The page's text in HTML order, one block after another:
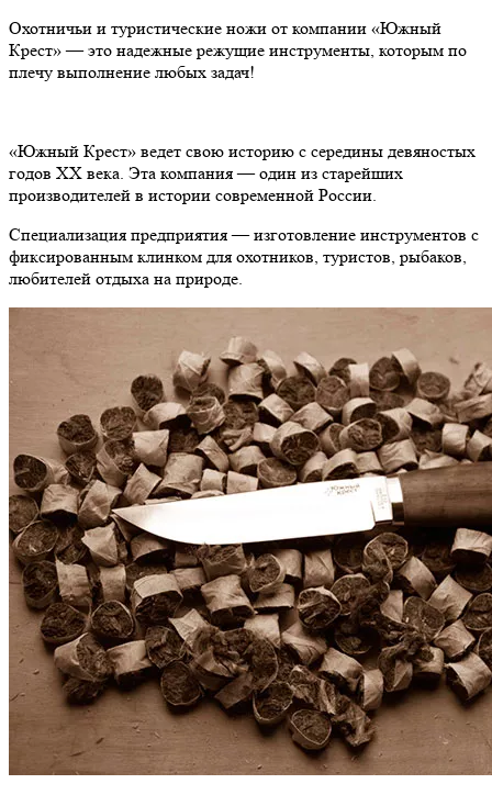
Охотничьи и туристические ножи от компании «Южный
Крест» — это надежные режущие инструменты, которым по
плечу выполнение любых задач!
«Южный Крест» ведет свою историю с середины девяностых
годов ХХ века. Эта компания — один из старейших
производителей в истории современной России.
Специализация предприятия — изготовление инструментов с
фиксированным клинком для охотников, туристов, рыбаков,
любителей отдыха на природе.